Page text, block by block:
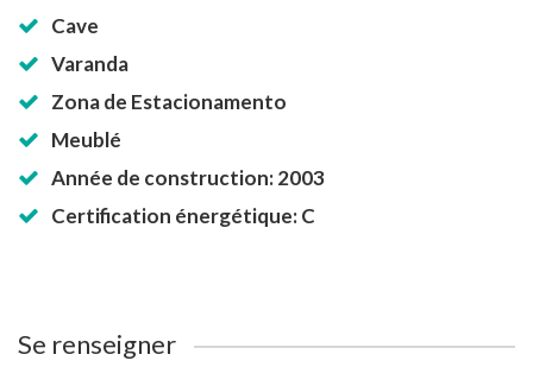
Cave
Varanda
Zona de Estacionamento
Meublé
Année de construction: 2003
Certification énergétique: C
Se renseigner